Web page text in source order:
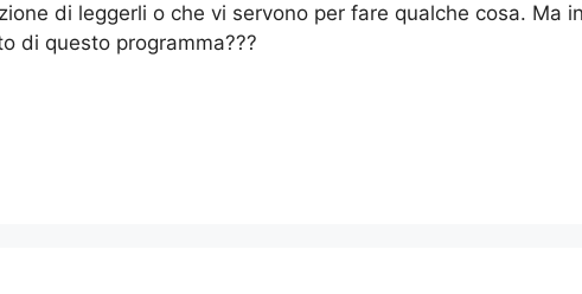
di leggerli o che vi servono per fare qualche cosa. Ma
di questo programma???